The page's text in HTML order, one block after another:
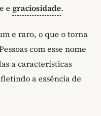
e graciosidade.
e raro, o que o torna
com esse nome
a características
a essência de